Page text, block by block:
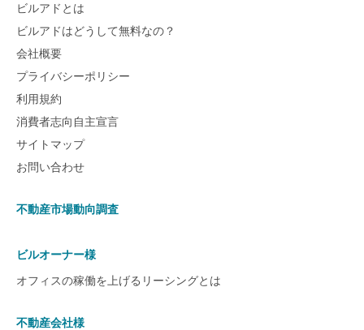
ビルアドとは
ビルアドはどうして無料なの？
会社概要
プライバシーポリシー
利用規約
消費者志向自主宣言
サイトマップ
お問い合わせ
不動産市場動向調査
ビルオーナー様
オフィスの稼働を上げるリーシングとは
不動産会社様